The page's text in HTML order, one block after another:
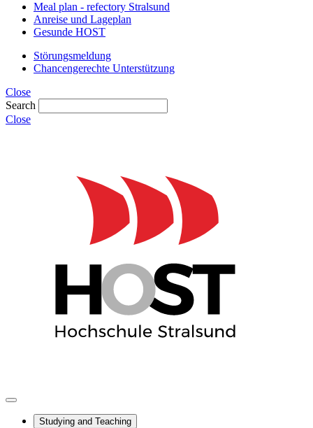
Meal plan - refectory Stralsund
Anreise und Lageplan
Gesunde HOST
Störungsmeldung
Chancengerechte Unterstützung
Close
Search
Close
Studying and Teaching